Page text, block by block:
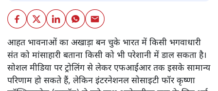
आहत भावनाओं का अखाड़ा बन चुके भारत में किसी भगवाधारी
संत को मांसाहारी बताना किसी को भी परेशानी में डाल सकता है।
सोशल मीडिया पर ट्रोलिंग से लेकर एफआईआर तक इसके सामान्य
परिणाम हो सकते हैं, लेकिन इंटरनेशनल सोसाइटी फॉर कृष्णा